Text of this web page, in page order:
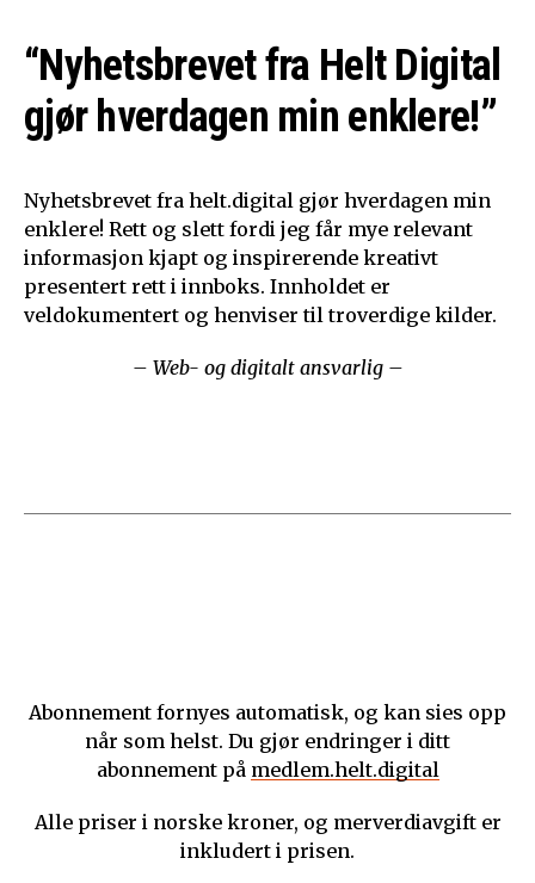
“Nyhetsbrevet fra Helt Digital
gjør hverdagen min enklere!”
Nyhetsbrevet fra helt.digital gjør hverdagen min
enklere! Rett og slett fordi jeg får mye relevant
informasjon kjapt og inspirerende kreativt
presentert rett i innboks. Innholdet er
veldokumentert og henviser til troverdige kilder.
– Web- og digitalt ansvarlig –
Abonnement fornyes automatisk, og kan sies opp
når som helst. Du gjør endringer i ditt
abonnement på medlem.helt.digital
Alle priser i norske kroner, og merverdiavgift er
inkludert i prisen.